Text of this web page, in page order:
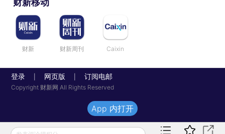
财新 财新周刊 Caixin
登录 网页版 订阅电邮
Copyright 财新网 All Rights Reserved
App 内打开